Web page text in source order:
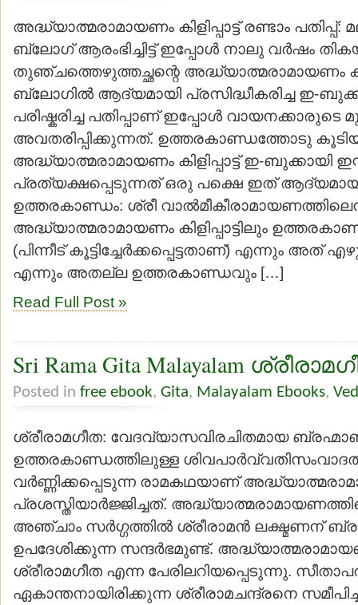
അദ്ധ്യാത്മരാമായണം കിളിപ്പാട്ട് രണ്ടാം
ബ്ലോഗ് ആരംഭിച്ചിട്ട് ഇപ്പോള്‍ നാലു വര്‍ഷം
തുഞ്ചത്തെഴുത്തച്ഛന്റെ അദ്ധ്യാത്മരാമായണം
ബ്ലോഗില്‍ ആദ്യമായി പ്രസിദ്ധീകരിച്ച ഇ-
പരിഷ്കരിച്ച പതിപ്പാണ് ഇപ്പോള്‍ വായനക്കാരുടെ
അവതരിപ്പിക്കുന്നത്. ഉത്തരകാണ്ഡത്തോടു
അദ്ധ്യാത്മരാമായണം കിളിപ്പാട്ട് ഇ-ബുക്കായി
പ്രത്യക്ഷപ്പെടുന്നത് ഒരു പക്ഷെ ഇത്
ഉത്തരകാണ്ഡം: ശ്രീ
അദ്ധ്യാത്മരാമായണം കിളിപ്പാട്ടിലും
(പിന്നീട് കൂട്ടിച്ചേര്‍ക്കപ്പെട്ടതാണ്) എന്നും അത്
എന്നും അതല്ല ഉത്തരകാണ്ഡവും […]
Read Full Post »
Sri Rama Gita Malayalam
Posted in free ebook, Gita, Malayalam Ebooks,
ശ്രീരാമഗീത: വേദവ്യാസവിരചിതമായ
ഉത്തരകാണ്ഡത്തിലുള്ള
വര്‍ണ്ണിക്കപ്പെടുന്ന രാമകഥയാണ്
പ്രശസ്തിയാര്‍ജ്ജിച്ചത്.
അഞ്ചാം സര്‍ഗ്ഗത്തില്‍ ശ്രീരാമന്‍ ലക്ഷ്മണന്
ഉപദേശിക്കുന്ന സന്ദര്‍ഭമുണ്ട്.
ശ്രീരാമഗീത എന്ന പേരിലറിയപ്പെടുന്നു.
ഏകാന്തനായിരിക്കുന്ന ശ്രീരാമചന്ദ്രനെ